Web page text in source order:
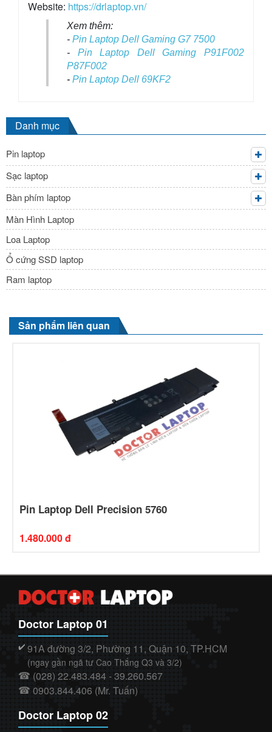
Website: https://drlaptop.vn/
Xem thêm:
- Pin Laptop Dell Gaming G7 7500
- Pin Laptop Dell Gaming P91F002
P87F002
- Pin Laptop Dell 69KF2
Danh mục
Pin laptop
Sạc laptop
Bàn phím laptop
Màn Hình Laptop
Loa Laptop
Ổ cứng SSD laptop
Ram laptop
Sản phẩm liên quan
Pin Laptop Dell Precision 5760
1.480.000 đ
Doctor Laptop 01
✔️ 91A đường 3/2, Phường 11, Quận 10, TP.HCM
(ngay gần ngã tư Cao Thắng Q3 và 3/2)
☎ (028) 22.483.484 - 39.260.567
☎ 0903.844.406 (Mr. Tuấn)
Doctor Laptop 02